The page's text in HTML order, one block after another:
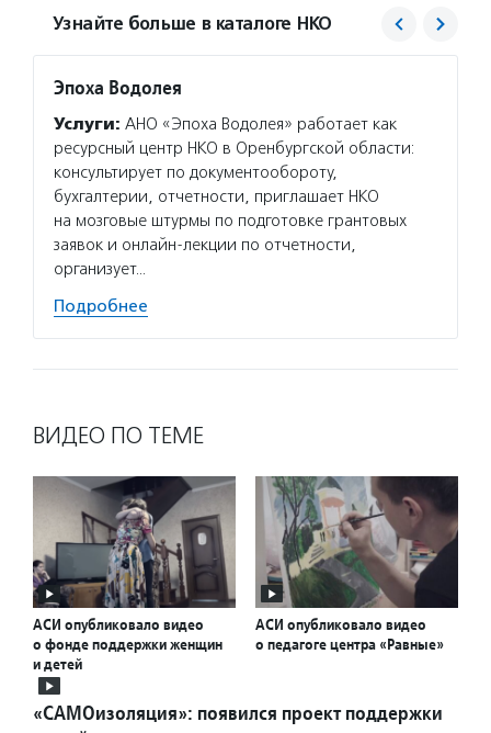
Узнайте больше в каталоге НКО
Эпоха Водолея
Услуги: АНО «Эпоха Водолея» работает как
ресурсный центр НКО в Оренбургской области:
консультирует по документообороту,
бухгалтерии, отчетности, приглашает НКО
на мозговые штурмы по подготовке грантовых
заявок и онлайн-лекции по отчетности,
организует…
Подробнее
ВИДЕО ПО ТЕМЕ
АСИ опубликовало видео
о фонде поддержки женщин
и детей
АСИ опубликовало видео
о педагоге центра «Равные»
«САМОизоляция»: появился проект поддержки